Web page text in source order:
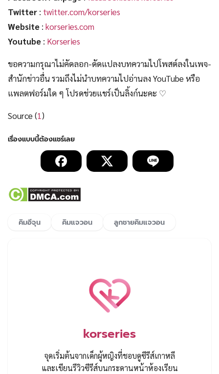
Twitter : twitter.com/korseries
Website : korseries.com
Youtube : Korseries
ขอความกรุณาไม่คัดลอก-ดัดแปลงบทความไปโพสต์ลงในเพจ-
สำนักข่าวอื่น รวมถึงไม่นำบทความไปอ่านลง YouTube หรือ
แพลตฟอร์มใด ๆ โปรดช่วยแชร์เป็นลิ้งก์นะคะ ♡
Source (1)
คิมอีจุน คิมแจวอน ลูกชายคิมแจวอน
korseries
จุดเริ่มต้นจากเด็กผู้หญิงที่ชอบดูซีรีส์เกาหลี
และเขียนรีวิวซีรีส์บนกระดานหน้าห้องเรียน